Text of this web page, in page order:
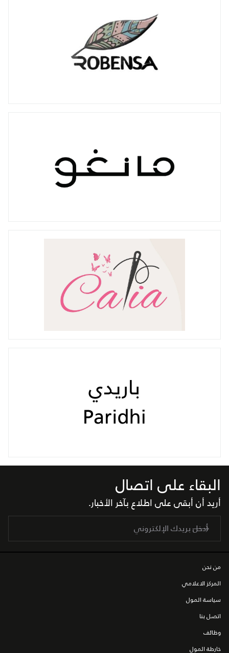
البقاء على اتصال
أريد أن أبقى على اطلاع بآخر الأخبار.
من نحن
المركز الاعلامي
سياسة المول
اتصل بنا
وظائف
خارطة المول